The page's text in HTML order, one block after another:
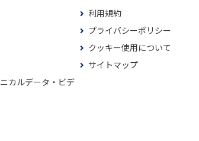
カルデータ・ビデ
利用規約
プライバシーポリシー
クッキー使用について
サイトマップ